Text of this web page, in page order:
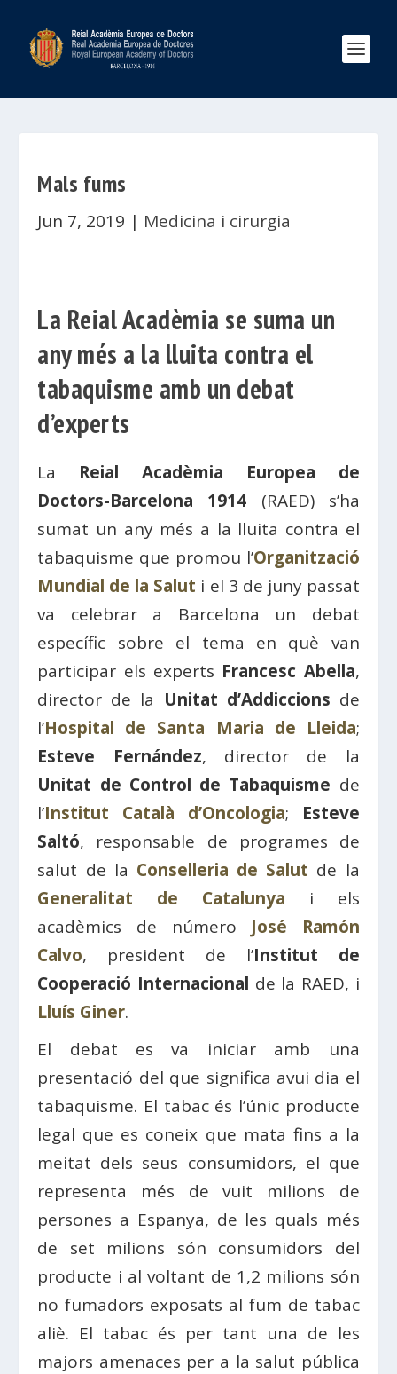
Mals fums
Jun 7, 2019 | Medicina i cirurgia
La Reial Acadèmia se suma un
any més a la lluita contra el
tabaquisme amb un debat
d’experts
La Reial Acadèmia Europea de
Doctors-Barcelona 1914 (RAED) s’ha
sumat un any més a la lluita contra el
tabaquisme que promou l’Organització
Mundial de la Salut i el 3 de juny passat
va celebrar a Barcelona un debat
específic sobre el tema en què van
participar els experts Francesc Abella,
director de la Unitat d’Addiccions de
l’Hospital de Santa Maria de Lleida;
Esteve Fernández, director de la
Unitat de Control de Tabaquisme de
l’Institut Català d’Oncologia; Esteve
Saltó, responsable de programes de
salut de la Conselleria de Salut de la
Generalitat de Catalunya i els
acadèmics de número José Ramón
Calvo, president de l’Institut de
Cooperació Internacional de la RAED, i
Lluís Giner.
El debat es va iniciar amb una
presentació del que significa avui dia el
tabaquisme. El tabac és l’únic producte
legal que es coneix que mata fins a la
meitat dels seus consumidors, el que
representa més de vuit milions de
persones a Espanya, de les quals més
de set milions són consumidors del
producte i al voltant de 1,2 milions són
no fumadors exposats al fum de tabac
aliè. El tabac és per tant una de les
majors amenaces per a la salut pública